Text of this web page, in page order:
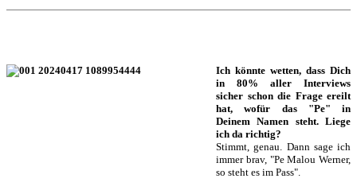
Ich könnte wetten, dass Dich
in 80% aller Interviews
sicher schon die Frage ereilt
hat, wofür das "Pe" in
Deinem Namen steht. Liege
ich da richtig?
Stimmt, genau. Dann sage ich
immer brav, "Pe Malou Werner,
so steht es im Pass".